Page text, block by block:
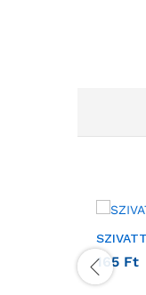
165 Ft